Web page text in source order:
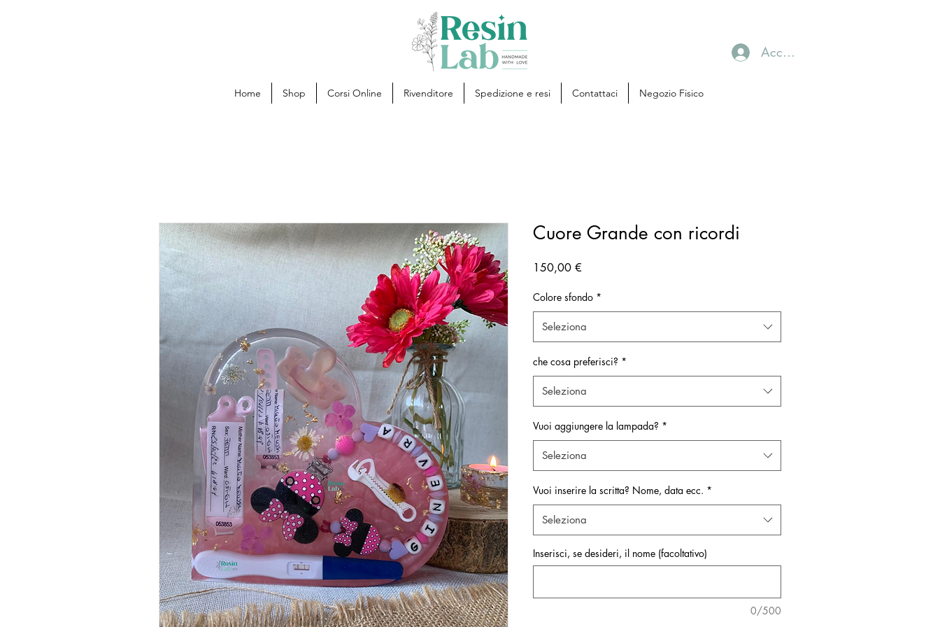
Accedi
Home Shop Corsi Online Rivenditore Spedizione e resi Contattaci Negozio Fisico
Cuore Grande con ricordi
150,00 €
Colore sfondo *
Seleziona
che cosa preferisci? *
Seleziona
Vuoi aggiungere la lampada? *
Seleziona
Vuoi inserire la scritta? Nome, data ecc. *
Seleziona
Inserisci, se desideri, il nome (facoltativo)
0/500